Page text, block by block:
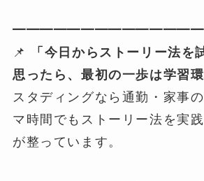
━━━━━━━━━━━━━━
📌
「今日からストーリー法を
思ったら、最初の一歩は学習
スタディングなら通勤・家事
マ時間でもストーリー法を実
が整っています。